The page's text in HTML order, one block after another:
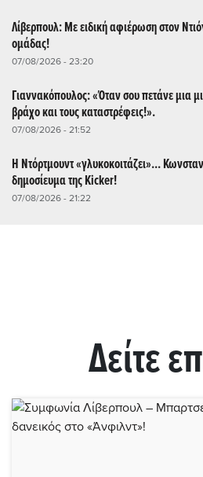
Λίβερπουλ: Με ειδική αφιέρωση στον
ομάδας!
07/08/2026 - 23:20
Γιαννακόπουλος: «Όταν σου πετάνε μια
βράχο και τους καταστρέφεις!».
07/08/2026 - 21:52
Η Ντόρτμουντ «γλυκοκοιτάζει»...
δημοσίευμα της Kicker!
07/08/2026 - 21:22
Δείτε